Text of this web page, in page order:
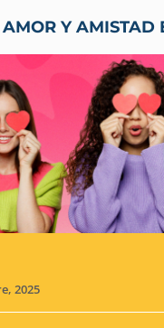
Y AMISTAD
2025